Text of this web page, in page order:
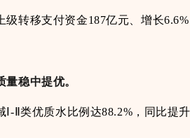
级转移支付资金187亿元、增长
量稳中提优。
Ⅰ- Ⅱ类优质水比例达88.2%，同比提